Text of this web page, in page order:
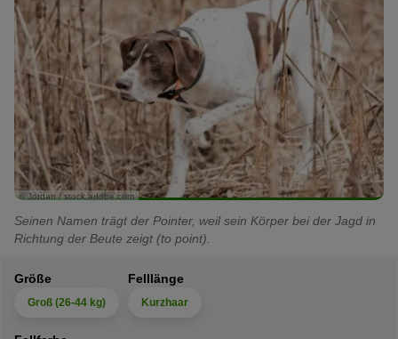
© Jordan / stock.adobe.com
Seinen Namen trägt der Pointer, weil sein Körper bei der Jagd in
Richtung der Beute zeigt (to point).
Größe
Groß (26-44 kg)
Felllänge
Kurzhaar